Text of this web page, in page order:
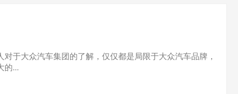
于大众汽车集团的了解，仅仅都是局限于大众汽车品牌，
的...